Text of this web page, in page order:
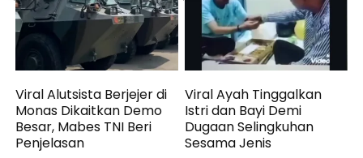
Viral Alutsista Berjejer di
Monas Dikaitkan Demo
Besar, Mabes TNI Beri
Penjelasan
Viral Ayah Tinggalkan
Istri dan Bayi Demi
Dugaan Selingkuhan
Sesama Jenis